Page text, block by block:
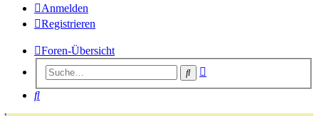
Anmelden
Registrieren
Foren-Übersicht
Suche
Suche